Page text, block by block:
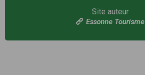
Site auteur
Essonne Tourisme